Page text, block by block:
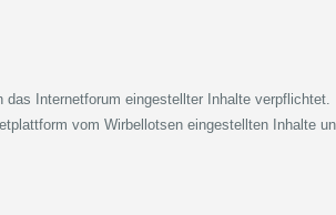
Internetforum eingestellter Inhalte verpflichtet.
vom Wirbellotsen eingestellten Inhalte